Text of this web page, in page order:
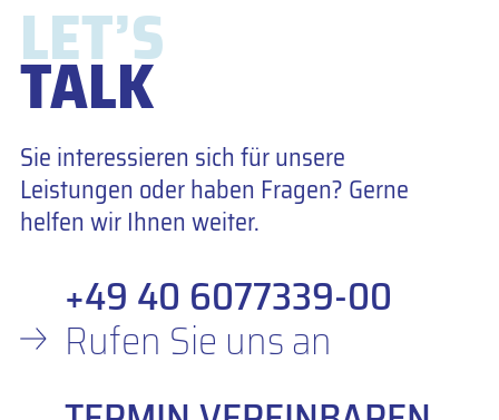
LET’S
TALK
Sie interessieren sich für unsere
Leistungen oder haben Fragen? Gerne
helfen wir Ihnen weiter.
+49 40 6077339-00
Rufen Sie uns an